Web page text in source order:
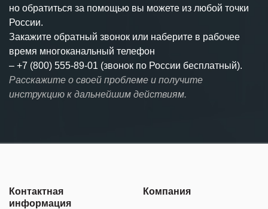
но обратиться за помощью вы можете из любой точки
России.
Закажите обратный звонок или наберите в рабочее
время многоканальный телефон
– +7 (800) 555-89-01 (звонок по России бесплатный).
Расскажите о своей проблеме и получите
инструкцию к дальнейшим действиям.
Контактная
информация
Компания